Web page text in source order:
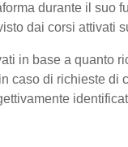
durante il
dai corsi attivati
in base a quanto
caso di richieste